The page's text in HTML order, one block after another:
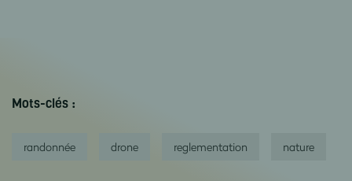
Mots-clés :
randonnée drone reglementation nature